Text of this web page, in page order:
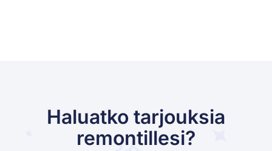
Haluatko tarjouksia
remontillesi?